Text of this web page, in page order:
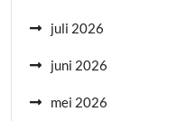
juli 2026
juni 2026
mei 2026